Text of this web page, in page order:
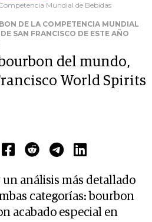
Mundial de Bebidas
DE LA COMPETENCIA MUNDIAL
SAN FRANCISCO DE ESTE AÑO
del mundo,
World Spirits
un análisis más detallado
categorías: bourbon
acabado especial en